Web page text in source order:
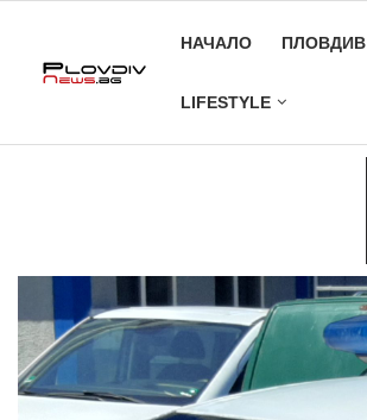
НАЧАЛО ПЛОВДИВ
LIFESTYLE